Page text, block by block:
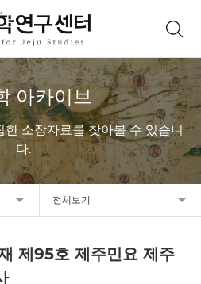
아카이브
소장자료를 찾아볼 수 있습니
다.
전체보기
제95호 제주민요 제주